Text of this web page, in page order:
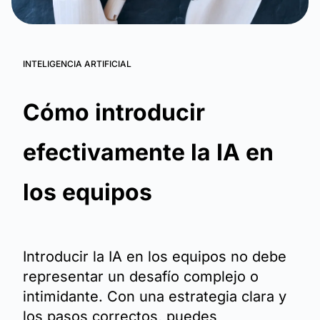
INTELIGENCIA ARTIFICIAL
Cómo introducir
efectivamente la IA en
los equipos
Introducir la IA en los equipos no debe
representar un desafío complejo o
intimidante. Con una estrategia clara y
los pasos correctos, puedes